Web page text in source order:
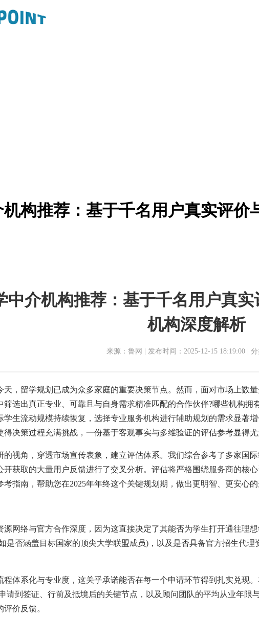
机构推荐：基于千名用户真实评
中介机构推荐：基于千名用户真
机构深度解析
来源：鲁网 | 发布时间：2025-12-15 18:19:00 |
，留学规划已成为众多家庭的重要决策节点。然而，面对市场上数
选出真正专业、可靠且与自身需求精准匹配的合作伙伴?哪些机构
学生流动规模持续恢复，选择专业服务机构进行辅助规划的需求显
决策过程充满挑战，一份基于客观事实与多维验证的评估参考显得尤
视角，穿透市场宣传表象，建立评估体系。我们综合参考了多家国
获取的大量用户反馈进行了交叉分析。评估将严格围绕服务商的核
指南，帮助您在2025年年终这个关键规划期，做出更明智、更安心的
网络与官方合作深度，因为这直接决定了其能否为学生打开通往理
是否涵盖目标国家的顶尖大学联盟成员)，以及是否具备官方招生代
体系化与专业度，这关乎承诺能否在每一个申请环节得到扎实兑现
请到签证、行前及抵境后的关键节点，以及顾问团队的平均从业年
价反馈。